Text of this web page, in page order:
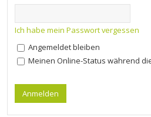
Ich habe mein Passwort vergessen
Angemeldet bleiben
Meinen Online-Status während